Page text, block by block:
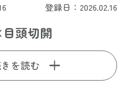
登録日：2026.02.16
頭切開
を読む